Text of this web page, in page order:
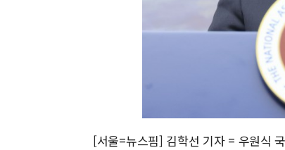
[서울=뉴스핌] 김학선 기자 = 우원식